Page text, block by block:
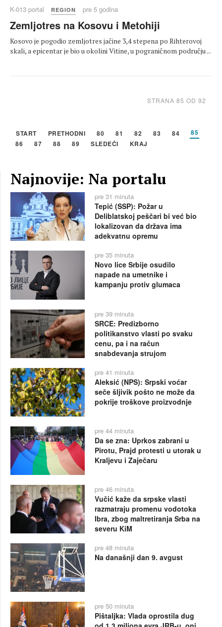
K-013 portal REGION pre 5 godina
Zemljotres na Kosovu i Metohiji
Kosovo je pogodio zemljotres jačine 3,4 stepena po Rihterovoj
skali, a epicentar je bio u okolini Vitine, u pograničnom području ...
STRANA 85 OD 92
START PRETHODNI 80 81 82 83 84
85
86
87 88 89 SLEDEĆI KRAJ
Najnovije: Na portalu
pre 31 minuta
Tepić (SSP): Požar u
Deliblatskoj peščari bi već bio
lokalizovan da država ima
adekvatnu opremu
pre 35 minuta
Novo lice Srbije osudilo
napade na umetnike i
kampanju protiv glumaca
pre 39 minuta
SRCE: Predizborno
politikanstvo vlasti po svaku
cenu, pa i na račun
snabdevanja strujom
pre 41 minuta
Aleksić (NPS): Srpski voćar
seče šljivik pošto ne može da
pokrije troškove proizvodnje
pre 44 minuta
Da se zna: Uprkos zabrani u
Pirotu, Prajd protesti u utorak u
Kraljevu i Zaječaru
pre 46 minuta
Vučić kaže da srpske vlasti
razmatraju promenu vodotoka
Ibra, zbog maltretiranja Srba na
severu KiM
pre 48 minuta
Na današnji dan 9. avgust
pre 50 minuta
Pištaljka: Vlada oprostila dug